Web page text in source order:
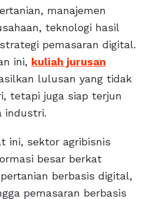
manajemen
teknologi hasil
pemasaran digital.
ini, kuliah jurusan
lulusan yang tidak
tetapi juga siap terjun
industri.
ini, sektor agribisnis
besar berkat
berbasis digital,
pemasaran berbasis